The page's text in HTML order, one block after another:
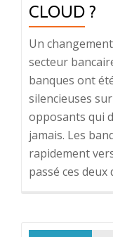
CLOUD ?
Un
secteur
banques ont
silencieuses
opposants qui
jamais. Les
rapidement
passé ces